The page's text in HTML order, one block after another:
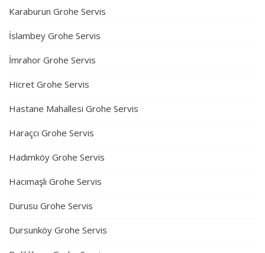
Karaburun Grohe Servis
İslambey Grohe Servis
İmrahor Grohe Servis
Hicret Grohe Servis
Hastane Mahallesi Grohe Servis
Haraçcı Grohe Servis
Hadımköy Grohe Servis
Hacımaşlı Grohe Servis
Durusu Grohe Servis
Dursunköy Grohe Servis